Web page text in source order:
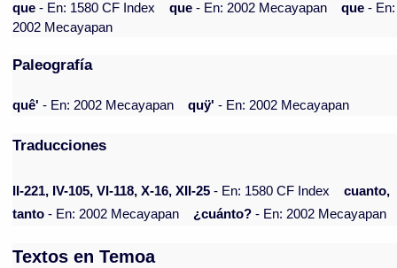
que- En: 1580 CF Index que- En: 2002 Mecayapan que- En:
2002 Mecayapan
Paleografía
quê' - En: 2002 Mecayapan quÿ' - En: 2002 Mecayapan
Traducciones
II-221, IV-105, VI-118, X-16, XII-25 - En: 1580 CF Index
cuanto,
tanto - En: 2002 Mecayapan ¿cuánto? - En: 2002 Mecayapan
Textos en Temoa